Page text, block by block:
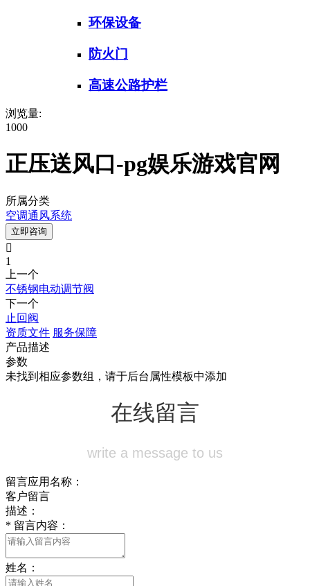
环保设备
防火门
高速公路护栏
浏览量:
1000
正压送风口-pg娱乐游戏官网
所属分类
空调通风系统
立即咨询

1
上一个
不锈钢电动调节阀
下一个
止回阀
资质文件 服务保障
产品描述
参数
未找到相应参数组，请于后台属性模板中添加
在线留言
write a message to us
留言应用名称：
客户留言
描述：
* 留言内容：
姓名：